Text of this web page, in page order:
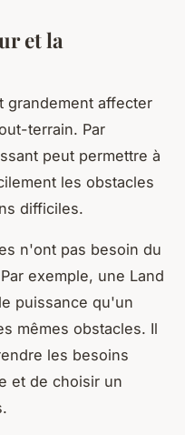
et la
grandement affecter
terrain. Par
peut permettre à
les obstacles
difficiles.
n'ont pas besoin du
exemple, une Land
puissance qu'un
mêmes obstacles. Il
les besoins
et de choisir un